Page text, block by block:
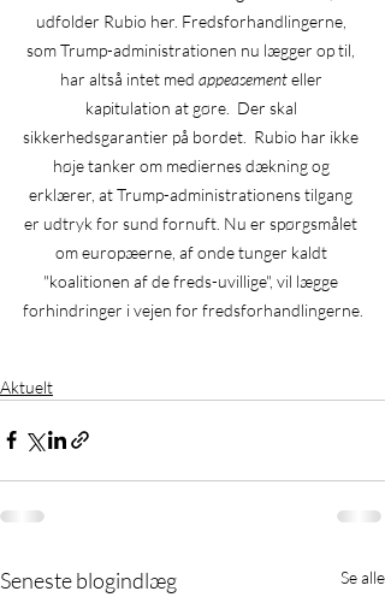
udfolder Rubio her. Fredsforhandlingerne,
som Trump-administrationen nu lægger op til,
har altså intet med appeasement eller
kapitulation at gøre.  Der skal
sikkerhedsgarantier på bordet.  Rubio har ikke
høje tanker om mediernes dækning og
erklærer, at Trump-administrationens tilgang
er udtryk for sund fornuft. Nu er spørgsmålet
om europæerne, af onde tunger kaldt
"koalitionen af de freds-uvillige", vil lægge
forhindringer i vejen for fredsforhandlingerne.
Aktuelt
Seneste blogindlæg Se alle